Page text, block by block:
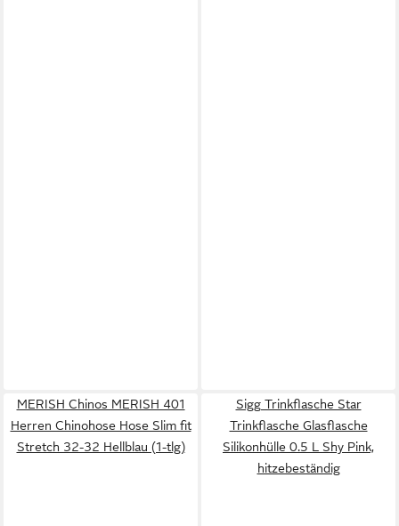
MERISH Chinos MERISH 401
Herren Chinohose Hose Slim fit
Stretch 32-32 Hellblau (1-tlg)
Sigg Trinkflasche Star
Trinkflasche Glasflasche
Silikonhülle 0.5 L Shy Pink,
hitzebeständig